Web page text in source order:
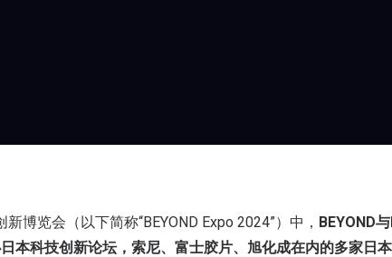
博览会（以下简称“BEYOND Expo 2024”）中， BEYOND
本科技创新论坛，索尼、富士胶片、旭化成在内的多家日